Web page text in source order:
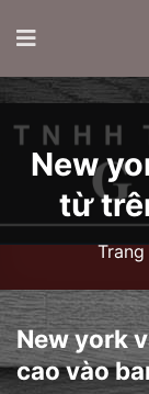
New
từ
New york
cao vào